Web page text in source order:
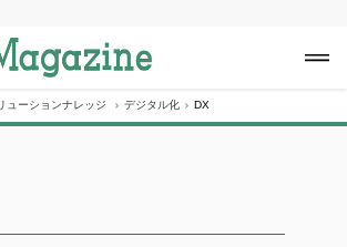
ューションナレッジ デジタル化 DX